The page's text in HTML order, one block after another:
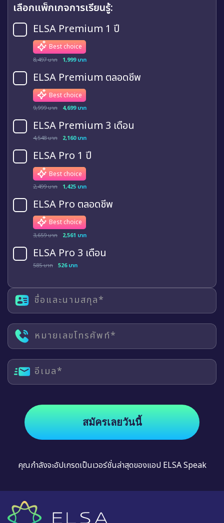
เลือกแพ็กเกจการเรียนรู้:
ELSA Premium 1 ปี
Best choice
8,497 บาท 1,999 บาท
ELSA Premium ตลอดชีพ
Best choice
9,999 บาท 4,699 บาท
ELSA Premium 3 เดือน
4,548 บาท 2,160 บาท
ELSA Pro 1 ปี
Best choice
2,499 บาท 1,425 บาท
ELSA Pro ตลอดชีพ
Best choice
3,659 บาท 2,561 บาท
ELSA Pro 3 เดือน
585 บาท 526 บาท
ชื่อและนามสกุล*
หมายเลขโทรศัพท์*
อีเมล*
สมัครเลยวันนี้
คุณกำลังจะอัปเกรดเป็นเวอร์ชั่นล่าสุดของแอป ELSA Speak